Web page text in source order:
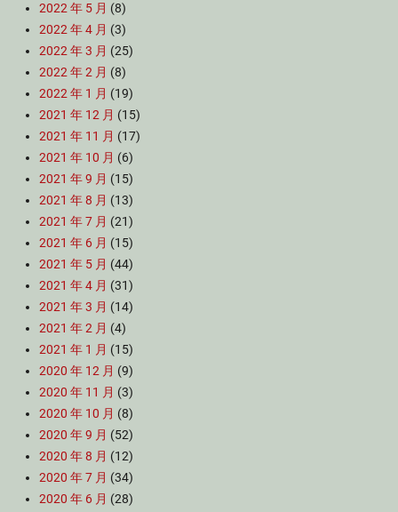
2022 年 5 月 (8)
2022 年 4 月 (3)
2022 年 3 月 (25)
2022 年 2 月 (8)
2022 年 1 月 (19)
2021 年 12 月 (15)
2021 年 11 月 (17)
2021 年 10 月 (6)
2021 年 9 月 (15)
2021 年 8 月 (13)
2021 年 7 月 (21)
2021 年 6 月 (15)
2021 年 5 月 (44)
2021 年 4 月 (31)
2021 年 3 月 (14)
2021 年 2 月 (4)
2021 年 1 月 (15)
2020 年 12 月 (9)
2020 年 11 月 (3)
2020 年 10 月 (8)
2020 年 9 月 (52)
2020 年 8 月 (12)
2020 年 7 月 (34)
2020 年 6 月 (28)